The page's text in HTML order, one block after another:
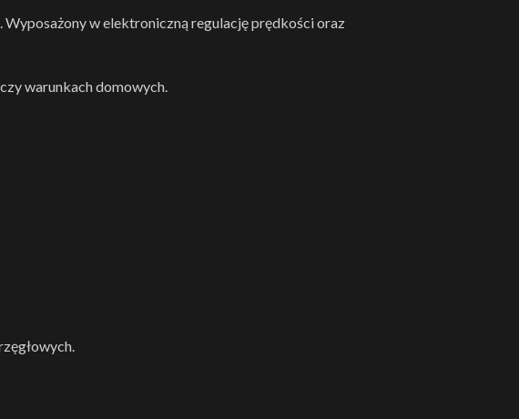
. Wyposażony w elektroniczną regulację prędkości oraz
warunkach domowych.